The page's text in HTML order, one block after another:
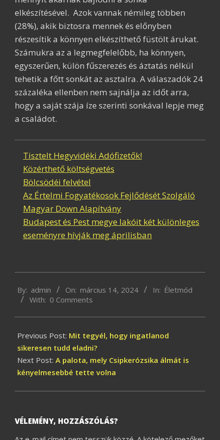
elkészítésével. Azok vannak némileg többen
(28%), akik biztosra mennek és előnyben
részesítik a könnyen elkészíthető füstölt árukat.
Számukra az a legmegfelelőbb, ha könnyen,
egyszerűen, külön fűszerezés és áztatás nélkül
tehetik a főtt sonkát az asztalra. A válaszadók 24
százaléka ellenben nem sajnálja az időt arra,
hogy a saját szája íze szerinti sonkával lepje meg
a családot.
Tisztelt Hegyvidéki Adófizetők!
Közérthető költségvetés
Bölcsödéi felvétel
Az Értelmi Fogyatékosok Fejlődését Szolgáló
Magyar Down Alapítvány
Budapest és Pest megye lakóit két különleges
eseményre hívják meg áprilisban
03-
14
By: admin On: március 14, 2024 In: Életmód
With: 0 Comments
Previous Post: Mit tegyél, hogy ingatlanod
sikeresen tudd eladni?
Next Post: A palota, mely Csipkerózsika álmát is
kényelmesebbé tette volna
VÉLEMÉNY, HOZZÁSZÓLÁS?